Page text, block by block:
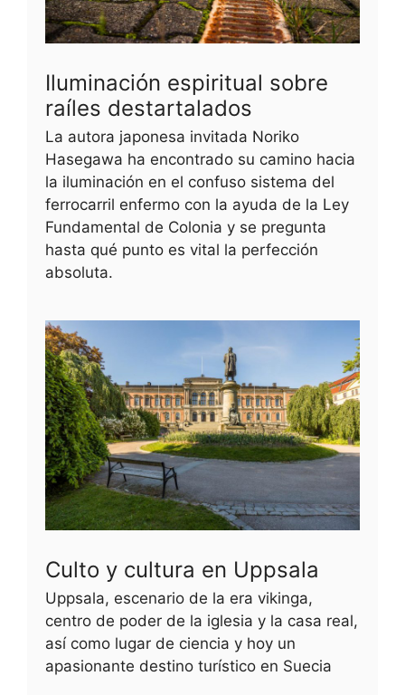
Iluminación espiritual sobre
raíles destartalados
La autora japonesa invitada Noriko
Hasegawa ha encontrado su camino hacia
la iluminación en el confuso sistema del
ferrocarril enfermo con la ayuda de la Ley
Fundamental de Colonia y se pregunta
hasta qué punto es vital la perfección
absoluta.
Culto y cultura en Uppsala
Uppsala, escenario de la era vikinga,
centro de poder de la iglesia y la casa real,
así como lugar de ciencia y hoy un
apasionante destino turístico en Suecia